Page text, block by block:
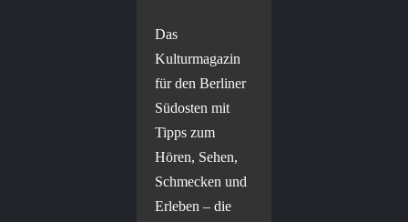
Das
Kulturmagazin
für den Berliner
Südosten mit
Tipps zum
Hören, Sehen,
Schmecken und
Erleben – die